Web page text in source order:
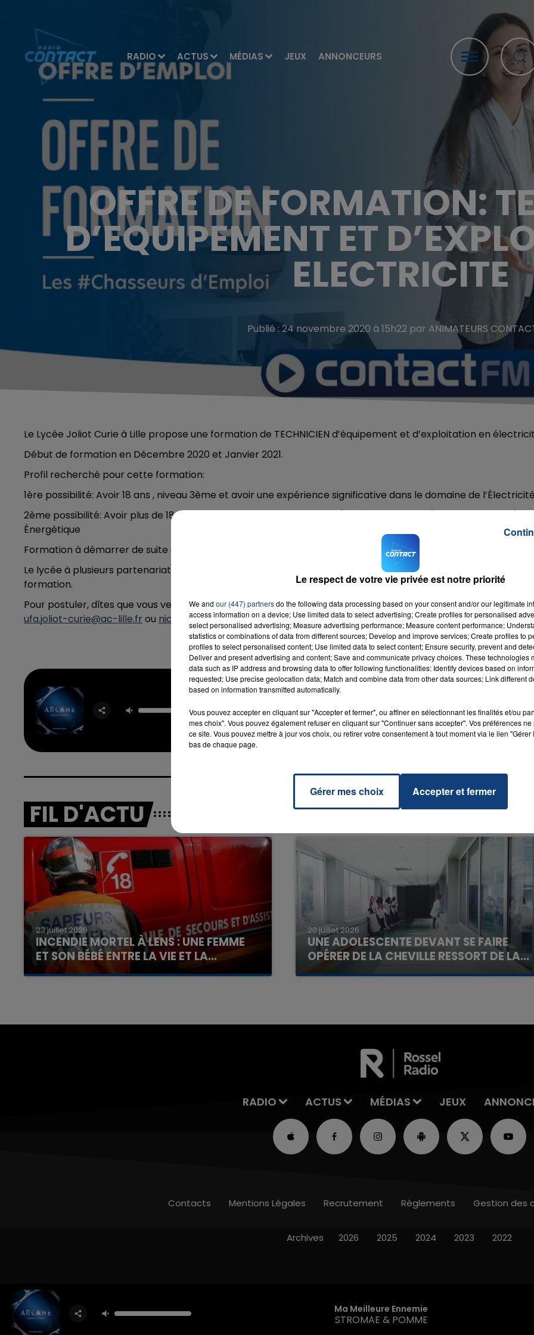
RADIO ACTUS MÉDIAS JEUX ANNONCEURS
LA TEAM DU WEEK-END
16h00 - 20h00
LA TEAM DU WEEK-END
OFFRE DE FORMATION:
D’EQUIPEMENT ET
ELECTRICITE
Publié : 24 novembre 2020 à 15h22 par ANIMATEURS
Le Lycée Joliot Curie à Lille propose une formation de TECHNICIEN d’équipement et d’exploitation en
Début de formation en Décembre 2020 et Janvier 2021.
Profil recherché pour cette formation:
1ère possibilité: Avoir 18 ans , niveau 3ème et avoir une expérience significative dans le domaine de
2ème possibilité: Avoir plus de 18ans, un niveau V, IV en Électricité et/ou Électronique et/ou Domotique et/ou
Énergétique
Formation à démarrer de suite et possibilité d’aide pour passer le permis pendant cette formation.
Le lycée à plusieurs partenariats avec l'agence d'emploi Adecco pour vous proposer des stages pendant la
formation.
Pour postuler, dîtes que vous venez de la part de Contact FM: 03.21.08.64.83 en demandant M. DELILLE ou
ufa.joliot-curie@ac-lille.fr ou nicolas.delille@ac-lille.fr
Ma Meilleure
STROMAE &
POMME
RADIO CONTACT
FIL D'ACTU
23 juillet 2026
INCENDIE MORTEL À LENS : UNE FEMME
ET SON BÉBÉ ENTRE LA VIE ET LA...
Un homme s'est immolé par le feu après avoir
20 juillet 2026
UNE ADOLESCENTE DEVANT SE FAIRE
OPÉRER DE LA CHEVILLE RESSORT DE LA...
La famille a porté plainte contre la clinique qui a
7h00 - 12h00
La Team du Week-end
16h00 - 20h00
La Team du Week-end
RADIO ACTUS MÉDIAS JEUX
Ma Meilleure Ennemie
STROMAE & POMME
Contacts Mentions Légales Recrutement Règlements Gestion des
Archives 2026 2025 2024 2023 2022
Le respect de votre vie privée est notre priorité
We and our (447) partnersdo the following data processing based on your consent and/or our legitimate
access information on a device; Use limited data to select advertising; Create profiles for personalised
select personalised advertising; Measure advertising performance; Measure content performance;
statistics or combinations of data from different sources; Develop and improve services; Create profiles to
profiles to select personalised content; Use limited data to select content; Ensure security, prevent and
Deliver and present advertising and content; Save and communicate privacy choices. These technologies
data such as IP address and browsing data to offer following functionalities: Identify devices based on
requested; Use precise geolocation data; Match and combine data from other data sources; Link different
based on information transmitted automatically.
Vous pouvez accepter en cliquant sur "Accepter et fermer", ou affiner en sélectionnant les finalités et/ou
mes choix". Vous pouvez également refuser en cliquant sur "Continuer sans accepter". Vos préférences
ce site. Vous pouvez mettre à jour vos choix, ou retirer votre consentement à tout moment via le lien
bas de chaque page.
Gérer mes choix Accepter et fermer